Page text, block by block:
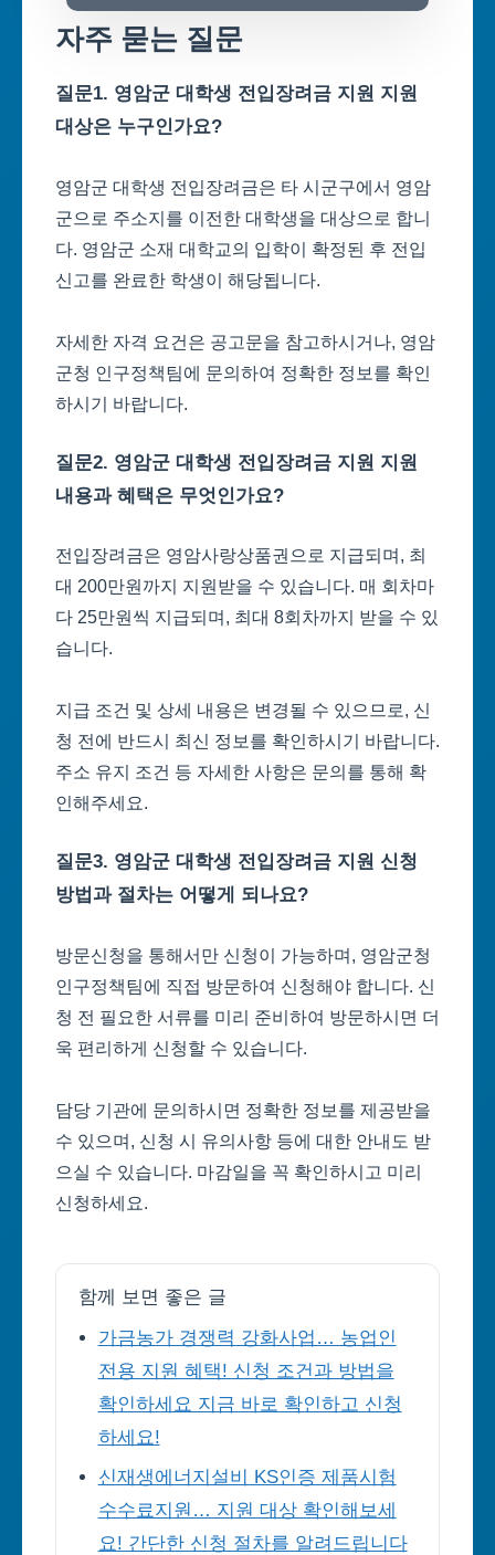
자주 묻는 질문
질문1. 영암군 대학생 전입장려금 지원 지원
대상은 누구인가요?
영암군 대학생 전입장려금은 타 시군구에서 영암
군으로 주소지를 이전한 대학생을 대상으로 합니
다. 영암군 소재 대학교의 입학이 확정된 후 전입
신고를 완료한 학생이 해당됩니다.
자세한 자격 요건은 공고문을 참고하시거나, 영암
군청 인구정책팀에 문의하여 정확한 정보를 확인
하시기 바랍니다.
질문2. 영암군 대학생 전입장려금 지원 지원
내용과 혜택은 무엇인가요?
전입장려금은 영암사랑상품권으로 지급되며, 최
대 200만원까지 지원받을 수 있습니다. 매 회차마
다 25만원씩 지급되며, 최대 8회차까지 받을 수 있
습니다.
지급 조건 및 상세 내용은 변경될 수 있으므로, 신
청 전에 반드시 최신 정보를 확인하시기 바랍니다.
주소 유지 조건 등 자세한 사항은 문의를 통해 확
인해주세요.
질문3. 영암군 대학생 전입장려금 지원 신청
방법과 절차는 어떻게 되나요?
방문신청을 통해서만 신청이 가능하며, 영암군청
인구정책팀에 직접 방문하여 신청해야 합니다. 신
청 전 필요한 서류를 미리 준비하여 방문하시면 더
욱 편리하게 신청할 수 있습니다.
담당 기관에 문의하시면 정확한 정보를 제공받을
수 있으며, 신청 시 유의사항 등에 대한 안내도 받
으실 수 있습니다. 마감일을 꼭 확인하시고 미리
신청하세요.
함께 보면 좋은 글
가금농가 경쟁력 강화사업… 농업인
전용 지원 혜택! 신청 조건과 방법을
확인하세요 지금 바로 확인하고 신청
하세요!
신재생에너지설비 KS인증 제품시험
수수료지원… 지원 대상 확인해보세
요! 간단한 신청 절차를 알려드립니다